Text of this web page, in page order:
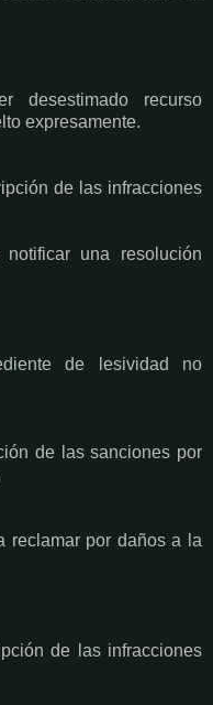
desestimado recurso
expresamente.
de las infracciones
una resolución
de lesividad no
de las sanciones por
reclamar por daños a la
de las infracciones